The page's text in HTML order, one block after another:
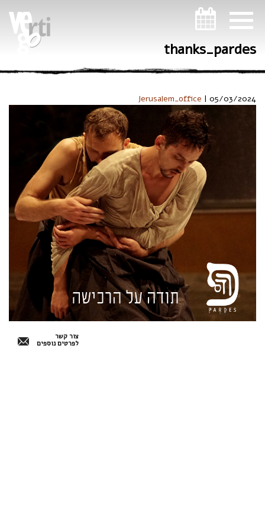
thanks_pardes
Jerusalem_office | 05/03/2024
צור קשר
לפרטים נוספים